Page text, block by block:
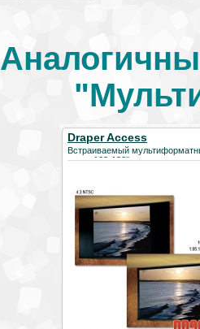
Draper Access
MultiView/Series E
Встраиваемый
экран 103-132"